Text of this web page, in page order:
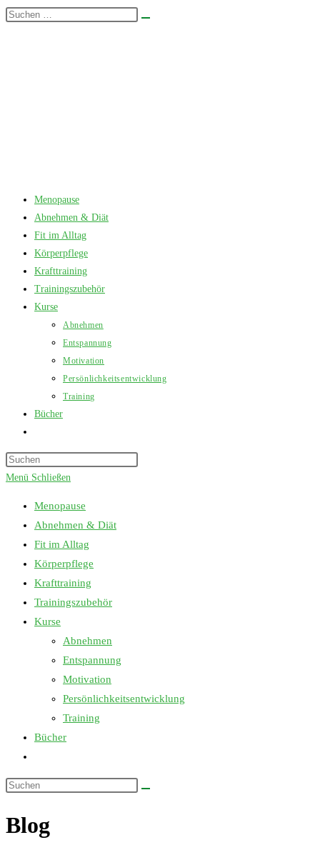
Zum
Diese
Menopause
Abnehmen & Diät
Fit im Alltag
Körperpflege
Krafttraining
Trainingszubehör
Kurse
Abnehmen
Entspannung
Motivation
Persönlichkeitsentwicklung
Training
Bücher
umschalten
Menü Schließen
Menopause
Abnehmen & Diät
Fit im Alltag
Körperpflege
Krafttraining
Trainingszubehör
Kurse
Abnehmen
Entspannung
Motivation
Persönlichkeitsentwicklung
Training
Bücher
umschalten
Diese
durchsuchen
Blog